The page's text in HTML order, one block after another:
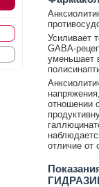
Усиливает
GABA-
уменьшает
отношении
отличие от